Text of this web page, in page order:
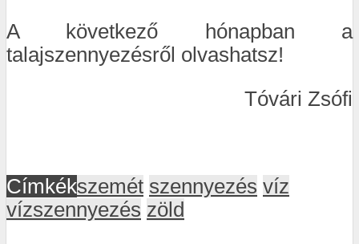
A következő hónapban a
talajszennyezésről olvashatsz!
Tóvári Zsófi
Címkékszemét szennyezés víz
vízszennyezés zöld